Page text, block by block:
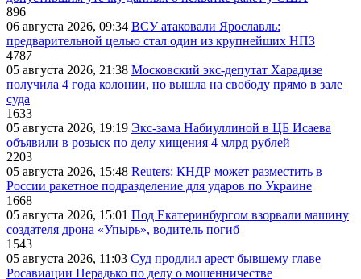
896
06 августа 2026, 09:34 ВСУ атаковали Ярославль:
предварительной целью стал один из крупнейших НПЗ
4787
05 августа 2026, 21:38 Московский экс-депутат Харадизе
получила 4 года колонии, но вышла на свободу прямо в зале
суда
1633
05 августа 2026, 19:19 Экс-зама Набиуллиной в ЦБ Исаева
объявили в розыск по делу хищения 4 млрд рублей
2203
05 августа 2026, 15:48 Reuters: КНДР может разместить в
России ракетное подразделение для ударов по Украине
1668
05 августа 2026, 15:01 Под Екатеринбургом взорвали машину
создателя дрона «Упырь», водитель погиб
1543
05 августа 2026, 11:03 Суд продлил арест бывшему главе
Росавиации Нерадько по делу о мошенничестве